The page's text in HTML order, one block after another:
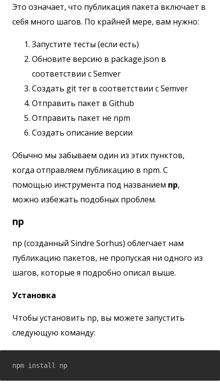
Это означает, что публикация пакета включает в
себя много шагов. По крайней мере, вам нужно:
Запустите тесты (если есть)
Обновите версию в package.json в
соответствии с Semver
Создать git тег в соответствии с Semver
Отправить пакет в Github
Отправить пакет не npm
Создать описание версии
Обычно мы забываем один из этих пунктов,
когда отправляем публикацию в npm. C
помощью инструмента под названием np,
можно избежать подобных проблем.
np
np (созданный Sindre Sorhus) облегчает нам
публикацию пакетов, не пропуская ни одного из
шагов, которые я подробно описал выше.
Установка
Чтобы установить np, вы можете запустить
следующую команду:
npm install np